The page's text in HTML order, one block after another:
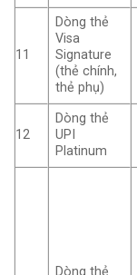
11
Dòng thẻ
Visa
Signature
(thẻ chính,
thẻ phụ)
12
Dòng thẻ
UPI
Platinum
Dòng thẻ